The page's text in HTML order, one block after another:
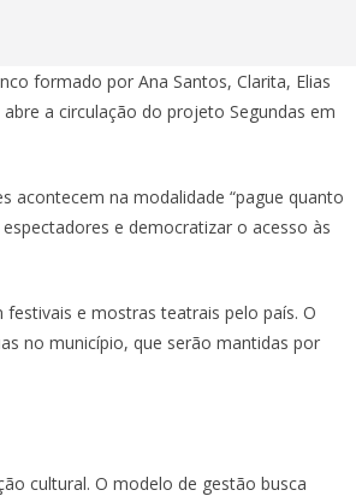
formado por Ana Santos, Clarita, Elias
a circulação do projeto Segundas em
acontecem na modalidade “pague quanto
e democratizar o acesso às
e mostras teatrais pelo país. O
no município, que serão mantidas por
cultural. O modelo de gestão busca